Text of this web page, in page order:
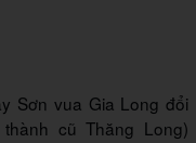
Sơn vua Gia Long đổi
cũ Thăng Long)